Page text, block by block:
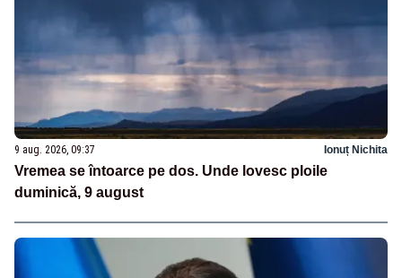
9 aug. 2026, 09:37 Ionuț Nichita
Vremea se întoarce pe dos. Unde lovesc ploile
duminică, 9 august